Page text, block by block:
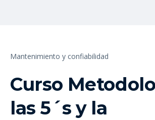
Mantenimiento y confiabilidad
Curso
las 5´s y la